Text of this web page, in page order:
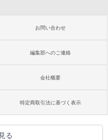
お問い合わせ
編集部へのご連絡
会社概要
特定商取引法に基づく表示
る